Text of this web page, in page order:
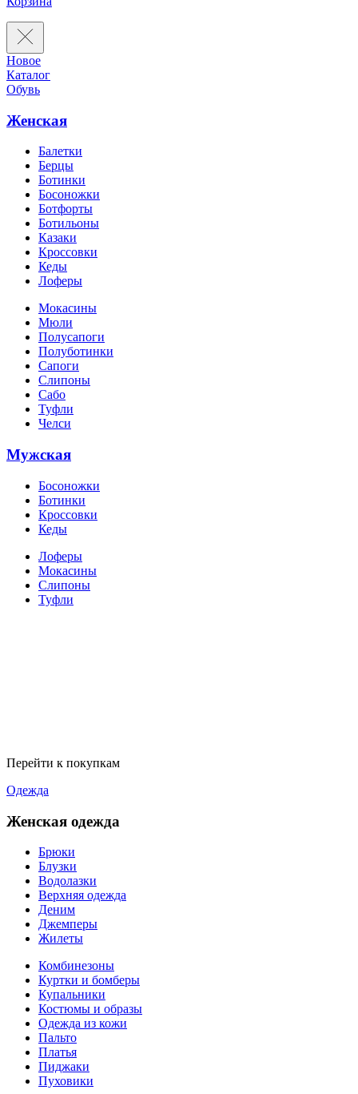
Новое
Каталог
Обувь
Женская
Балетки
Берцы
Ботинки
Босоножки
Ботфорты
Ботильоны
Казаки
Кроссовки
Кеды
Лоферы
Мокасины
Мюли
Полусапоги
Полуботинки
Сапоги
Слипоны
Сабо
Туфли
Челси
Мужская
Босоножки
Ботинки
Кроссовки
Кеды
Лоферы
Мокасины
Слипоны
Туфли
Перейти к покупкам
Одежда
Женская одежда
Брюки
Блузки
Водолазки
Верхняя одежда
Деним
Джемперы
Жилеты
Комбинезоны
Куртки и бомберы
Купальники
Костюмы и образы
Одежда из кожи
Пальто
Платья
Пиджаки
Пуховики